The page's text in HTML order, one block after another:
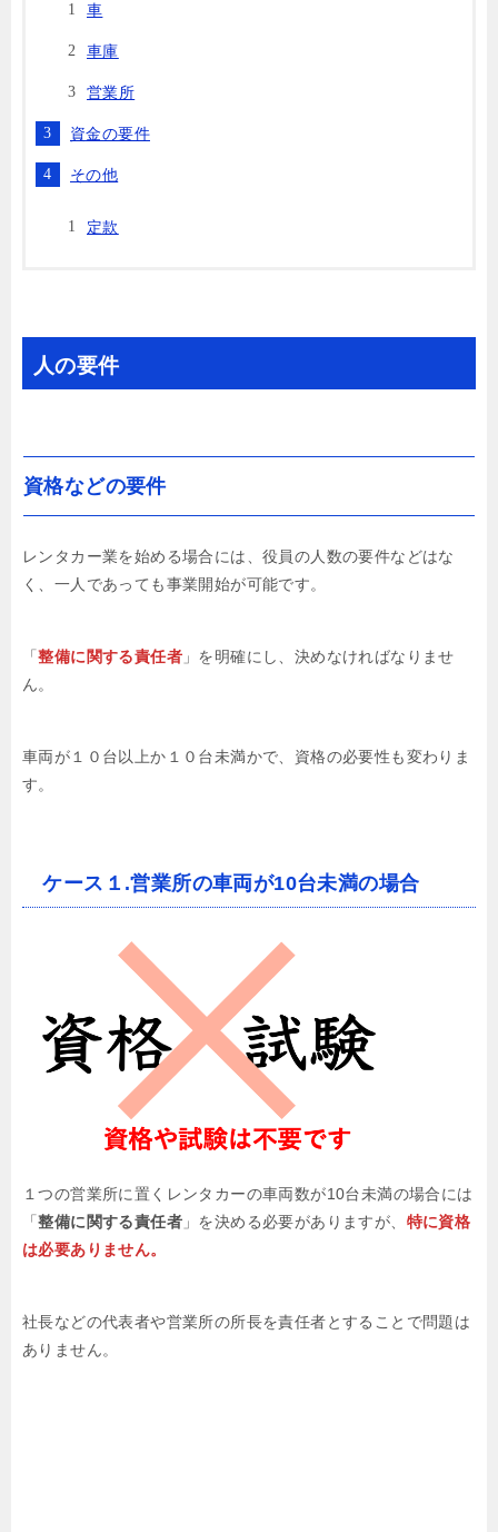
車
車庫
営業所
資金の要件
その他
定款
人の要件
資格などの要件
レンタカー業を始める場合には、役員の人数の要件などはな
く、一人であっても事業開始が可能です。
「整備に関する責任者 」を明確にし、決めなければなりませ
ん。
車両が１０台以上か１０台未満かで、資格の必要性も変わりま
す。
ケース１.営業所の車両が10台未満の場合
１つの営業所に置くレンタカーの車両数が10台未満の場合には
「整備に関する責任者 」を決める必要がありますが、 特に資格
は必要ありません。
社長などの代表者や営業所の所長を責任者とすることで問題は
ありません。